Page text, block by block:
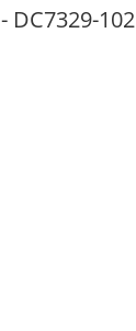
DC7329-102